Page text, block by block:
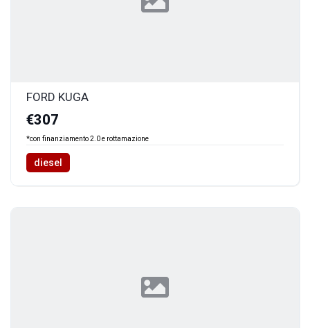
FORD KUGA
€307
*con finanziamento 2.0 e rottamazione
diesel